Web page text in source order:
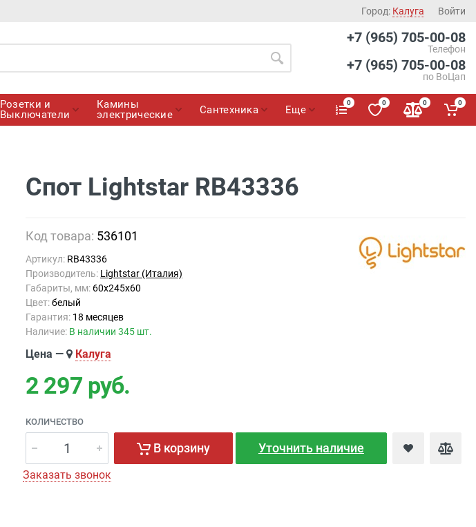
Город: Калуга Войти
+7 (965) 705-00-08
Телефон
+7 (965) 705-00-08
по ВоЦап
Розетки и
Выключатели
Камины
электрические
Сантехника Еще
0 0 0 0
Спот Lightstar RB43336
Код товара: 536101
Артикул: RB43336
Производитель: Lightstar (Италия)
Габариты, мм: 60x245x60
Цвет:белый
Гарантия: 18 месяцев
Наличие: В наличии 345 шт.
Цена — Калуга
2 297 руб.
КОЛИЧЕСТВО
В корзину Уточнить наличие
Заказать звонок